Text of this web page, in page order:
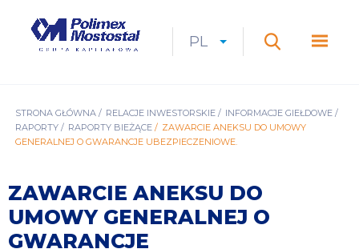
Mostostal
CURRENT
PL
ROZWIŃ
LANGUAGESZUKAJ
ŚCIEŻKA
NAWIGACYJNA
STRONA GŁÓWNA RELACJE INWESTORSKIE
INFORMACJE GIEŁDOWE
RAPORTY
RAPORTY BIEŻĄCE
ZAWARCIE ANEKSU DO UMOWY
GENERALNEJ O GWARANCJE UBEZPIECZENIOWE.
ZAWARCIE ANEKSU DO
UMOWY GENERALNEJ O
GWARANCJE